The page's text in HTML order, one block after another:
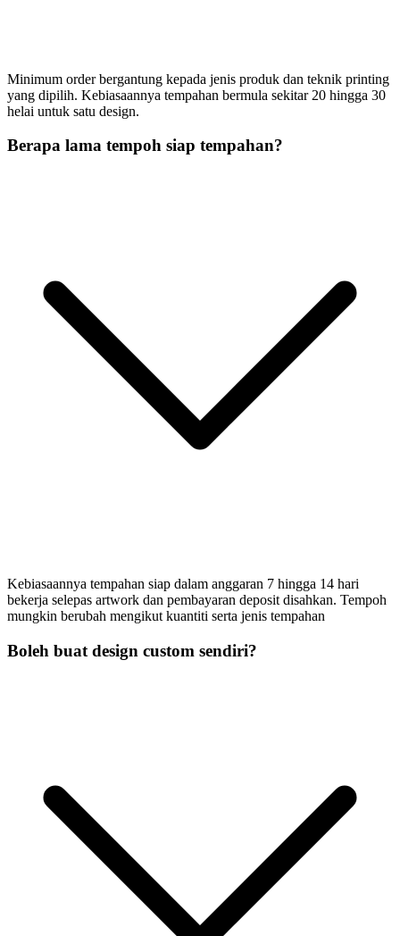
Minimum order bergantung kepada jenis produk dan teknik printing
yang dipilih. Kebiasaannya tempahan bermula sekitar 20 hingga 30
helai untuk satu design.
Berapa lama tempoh siap tempahan?
Kebiasaannya tempahan siap dalam anggaran 7 hingga 14 hari
bekerja selepas artwork dan pembayaran deposit disahkan. Tempoh
mungkin berubah mengikut kuantiti serta jenis tempahan
Boleh buat design custom sendiri?